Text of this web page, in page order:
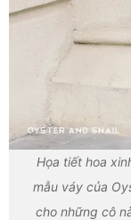
Họa tiết hoa
mẫu váy của
cho những cô